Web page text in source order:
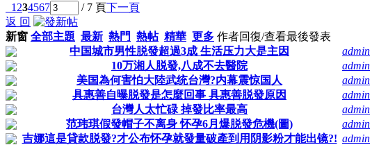
1 234567 / 7 頁下一頁
返 回
新窗 全部主題 最新 熱門 熱帖 精華 更多 作者回復/查看最後發表
中国城市男性脱發超過3成 生活压力大是主因
admin
10万湘人脱發,八成不去醫院
admin
美国為何害怕大陸武统台灣?内幕震惊国人
admin
具惠善自曝脱發是怎麼回事 具惠善脱發原因
admin
台灣人太忙碌 掉發比率最高
admin
范玮琪假發帽子不离身 怀孕6月爆脱發危機(圖)
admin
吉娜這是貸款脱發?才公布怀孕就發量破產到用阴影粉才能出镜?! admin